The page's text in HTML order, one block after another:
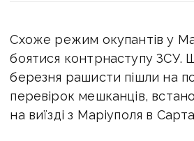
Схоже режим окупантів у
боятися контрнаступу ЗСУ.
березня рашисти пішли на
перевірок мешканців,
на виїзді з Маріуполя в